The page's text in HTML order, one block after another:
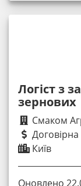
Логіст з
зернових
Смаком
Договірна
Київ
Оновлено